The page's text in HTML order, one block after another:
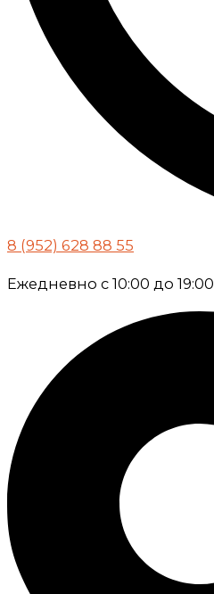
8 (952) 628 88 55
Ежедневно с 10:00 до 19:00